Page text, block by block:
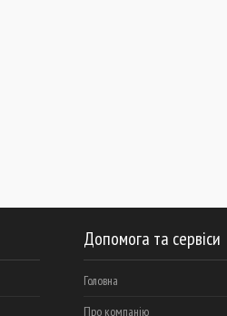
Допомога та сервіси
Головна
Про компанію